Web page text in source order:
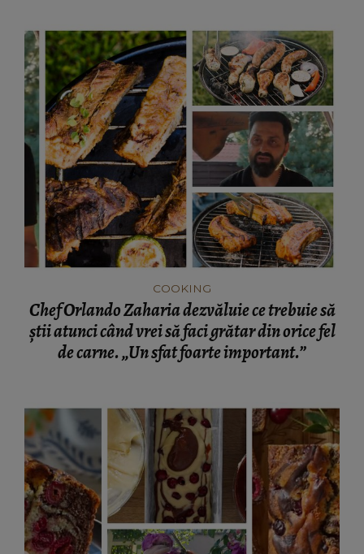
COOKING
Chef Orlando Zaharia dezvăluie ce trebuie să
știi atunci când vrei să faci grătar din orice fel
de carne. „Un sfat foarte important.”